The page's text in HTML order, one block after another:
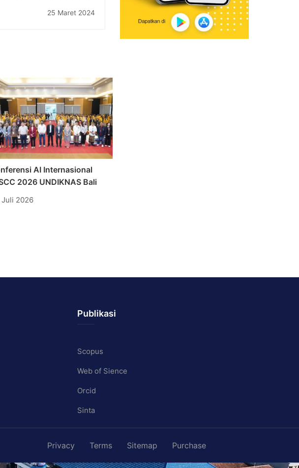
25 Maret 2024
AI Internasional
2026 UNDIKNAS Bali
Juli 2026
Publikasi
Scopus
Web of Sience
Orcid
Sinta
Privacy Terms Sitemap Purchase